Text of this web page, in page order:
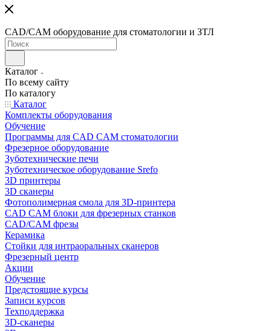
CAD/CAM оборудование для стоматологии и ЗТЛ
Каталог
По всему сайту
По каталогу
Каталог
Комплекты оборудования
Обучение
Программы для CAD CAM стоматологии
Фрезерное оборудование
Зуботехнические печи
Зуботехническое оборудование Srefo
3D принтеры
3D сканеры
Фотополимерная смола для 3D-принтера
CAD CAM блоки для фрезерных станков
CAD/CAM фрезы
Керамика
Стойки для интраоральных сканеров
Фрезерный центр
Акции
Обучение
Предстоящие курсы
Записи курсов
Техподдержка
3D-сканеры